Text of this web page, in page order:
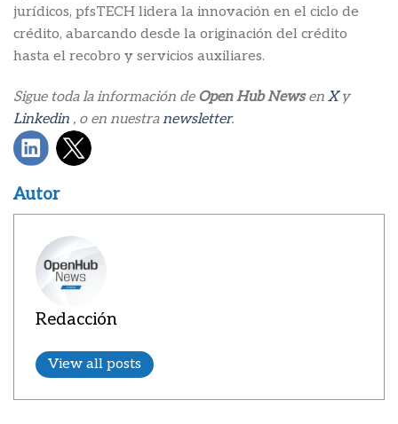
jurídicos, pfsTECH lidera la innovación en el ciclo de
crédito, abarcando desde la originación del crédito
hasta el recobro y servicios auxiliares.
Sigue toda la información de Open Hub Newsen Xy
Linkedin , o en nuestranewsletter.
Autor
Redacción
View all posts